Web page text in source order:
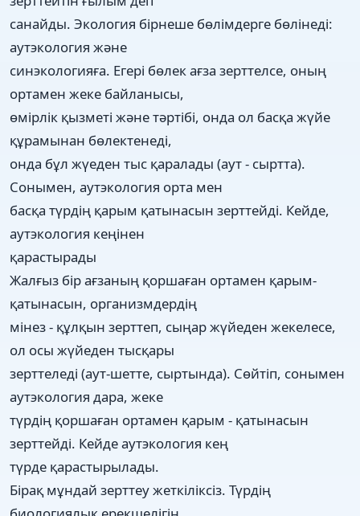
санайды. Экология бірнеше бөлімдерге бөлінеді:
аутэкология және
синэкологияға. Егері бөлек ағза зерттелсе, оның
ортамен жеке байланысы,
өмірлік қызметі және тәртібі, онда ол басқа жүйе
құрамынан бөлектенеді,
онда бұл жүеден тыс қаралады (аут - сыртта).
Сонымен, аутэкология орта мен
басқа түрдің қарым қатынасын зерттейді. Кейде,
аутэкология кеңінен
қарастырады
Жалғыз бір ағзаның қоршаған ортамен қарым-
қатынасын, организмдердің
мінез - құлқын зерттеп, сыңар жүйеден жекелесе,
ол осы жүйеден тысқары
зерттеледі (аут-шетте, сыртында). Сөйтіп, сонымен
аутэкология дара, жеке
түрдің қоршаған ортамен қарым - қатынасын
зерттейді. Кейде аутэкология кең
түрде қарастырылады.
Бірақ мұндай зерттеу жеткіліксіз. Түрдің